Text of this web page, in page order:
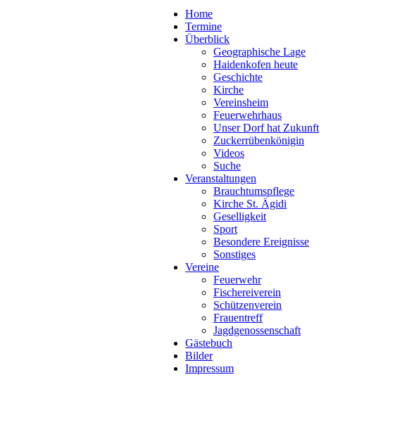
Home
Termine
Überblick
Geographische Lage
Haidenkofen heute
Geschichte
Kirche
Vereinsheim
Feuerwehrhaus
Unser Dorf hat Zukunft
Zuckerrübenkönigin
Videos
Suche
Veranstaltungen
Brauchtumspflege
Kirche St. Ägidi
Geselligkeit
Sport
Besondere Ereignisse
Sonstiges
Vereine
Feuerwehr
Fischereiverein
Schützenverein
Frauentreff
Jagdgenossenschaft
Gästebuch
Bilder
Impressum